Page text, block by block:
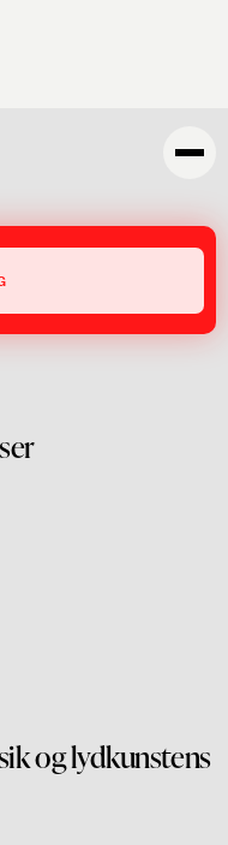
og lydkunstens